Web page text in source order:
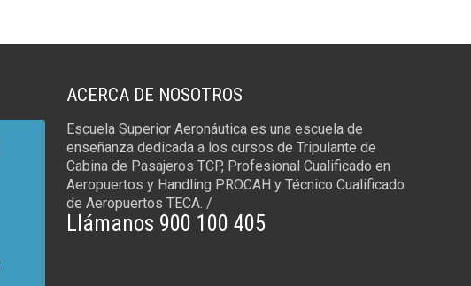
ACERCA DE NOSOTROS
Escuela Superior Aeronáutica es una escuela de
enseñanza dedicada a los cursos de Tripulante de
Cabina de Pasajeros TCP, Profesional Cualificado en
Aeropuertos y Handling PROCAH y Técnico Cualificado
de Aeropuertos TECA. /
Llámanos 900 100 405